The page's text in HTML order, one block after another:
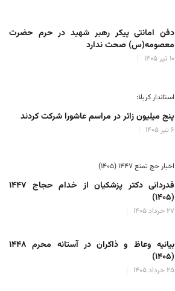
دفن امانتی پیکر رهبر شهید در حرم حضرت
معصومه(س) صحت ندارد
۱۰ تیر ۱۴۰۵
استاندار کربلا:
پنج میلیون زائر در مراسم عاشورا شرکت کردند
۶ تیر ۱۴۰۵
اخبار حج تمتع ۱۴۴۷ (۱۴۰۵)
قدردانی دکتر پزشکیان از خدام حجاج ۱۴۴۷
(۱۴۰۵)
۲۷ خرداد ۱۴۰۵
بیانیه وعاظ و ذاکران در آستانه محرم ۱۴۴۸
(۱۴۰۵)
۲۵ خرداد ۱۴۰۵